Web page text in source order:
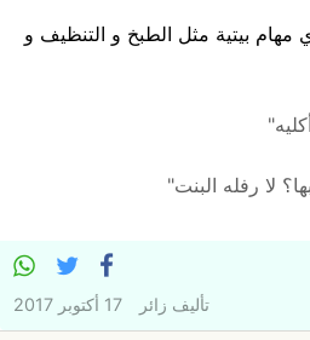
مهام بيتية مثل الطبخ و التنظيف و
لا رفله البنت"
تأليف زائر 17 أكتوبر 2017